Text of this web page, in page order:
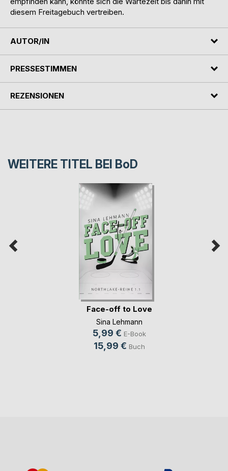
diesem Freitagebuch vertreiben.
AUTOR/IN
PRESSESTIMMEN
REZENSIONEN
WEITERE TITEL BEI BoD
Face-off to Love
Sina Lehmann
5,99 € E-Book
15,99 € Buch